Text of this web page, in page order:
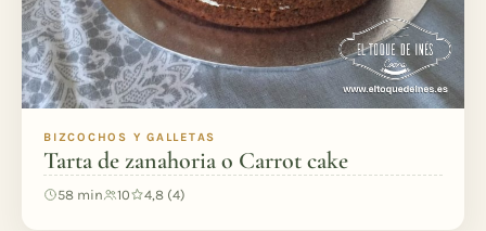
BIZCOCHOS Y GALLETAS
Tarta de zanahoria o Carrot cake
58 min 10 4,8 (4)